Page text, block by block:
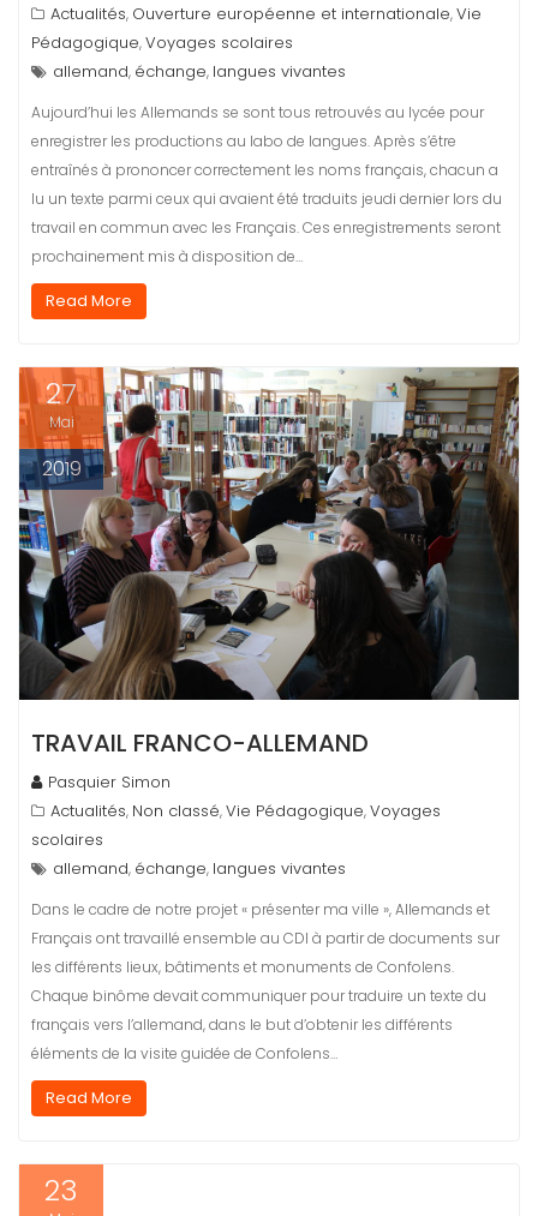
Actualités, Ouverture européenne et internationale,Vie
Pédagogique,Voyages scolaires
allemand, échange, langues vivantes
Aujourd’hui les Allemands se sont tous retrouvés au lycée pour
enregistrer les productions au labo de langues. Après s’être
entraînés à prononcer correctement les noms français, chacun a
lu un texte parmi ceux qui avaient été traduits jeudi dernier lors du
travail en commun avec les Français. Ces enregistrements seront
prochainement mis à disposition de…
Read More
27
Mai
2019
TRAVAIL FRANCO-ALLEMAND
Pasquier Simon
Actualités, Non classé,Vie Pédagogique,Voyages
scolaires
allemand, échange, langues vivantes
Dans le cadre de notre projet « présenter ma ville », Allemands et
Français ont travaillé ensemble au CDI à partir de documents sur
les différents lieux, bâtiments et monuments de Confolens.
Chaque binôme devait communiquer pour traduire un texte du
français vers l’allemand, dans le but d’obtenir les différents
éléments de la visite guidée de Confolens…
Read More
23